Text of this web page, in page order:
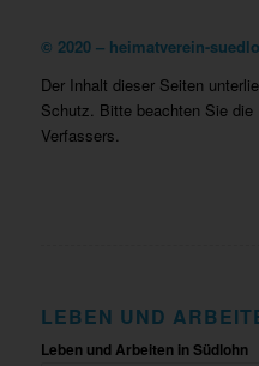
© 2020 – heimatverein-
Der Inhalt dieser Seiten
Schutz. Bitte beachten Sie die
Verfassers.
LEBEN UND
Leben und Arbeiten in Südlohn